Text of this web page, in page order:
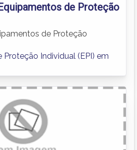
de Proteção
de Proteção
Proteção Individual (EPI) em